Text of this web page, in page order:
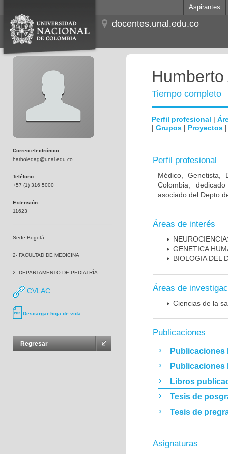
Aspirantes
docentes.unal.edu.co
Correo electrónico:
harboledag@unal.edu.co
Teléfono:
+57 (1) 316 5000
Extensión:
11623
Sede Bogotá
2- FACULTAD DE MEDICINA
2- DEPARTAMENTO DE PEDIATRÍA
CVLAC
Descargar hoja de vida
Regresar
Tiempo completo
Perfil profesional |
| Grupos | Proyectos
Perfil profesional
Médico, Genetista,
Colombia,
asociado del Depto
Áreas de interés
GENETICA
BIOLOGIA DEL
Áreas de
Ciencias de la
Publicaciones
Publicaciones
Publicaciones
Libros
Tesis de
Tesis de
Asignaturas